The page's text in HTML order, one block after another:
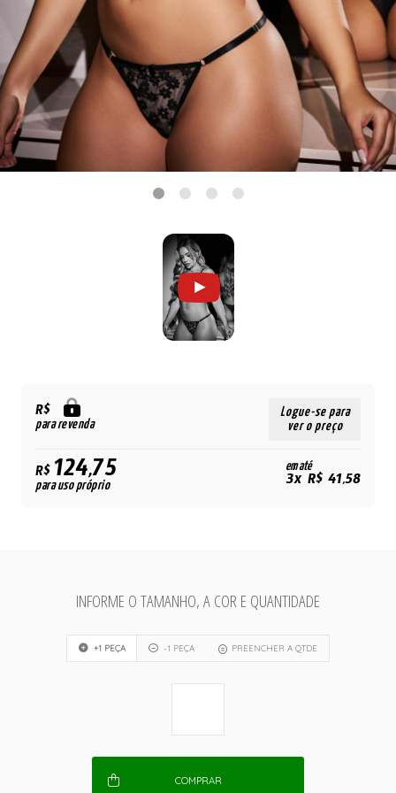
R$
para revenda
Logue-se para
ver o preço
R$124,75
para uso próprio
em até
3x R$ 41,58
INFORME O TAMANHO, A COR E QUANTIDADE
+1 PEÇA -1 PEÇA PREENCHER A QTDE
COMPRAR